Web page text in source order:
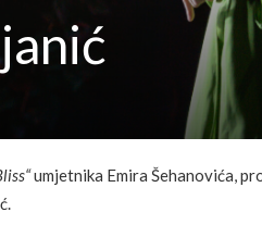
umjetnika Emira Šehanovića,